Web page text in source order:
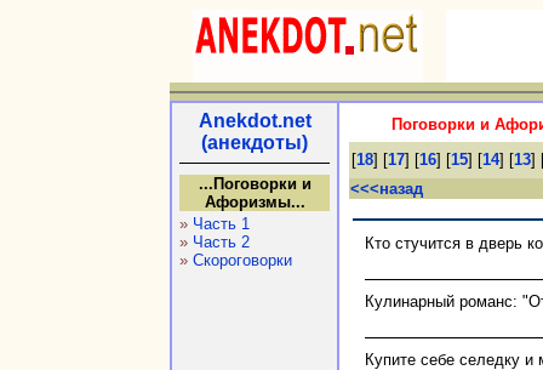
Anekdot.net
(анекдоты)
...Поговорки и
Афоризмы...
» Часть 1
» Часть 2
» Скороговорки
Поговорки и
[18] [17] [16] [15] [14] [13]
<<<назад
Кто стучится в дверь
Кулинарный романс:
Купите себе селедку и